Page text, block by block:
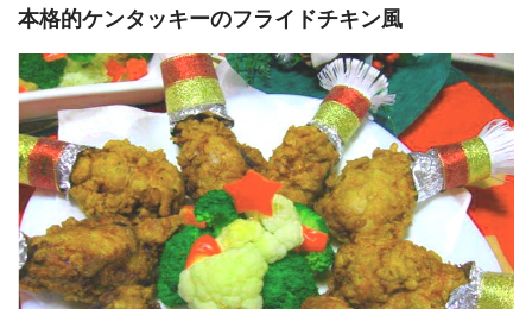
本格的ケンタッキーのフライドチキン風